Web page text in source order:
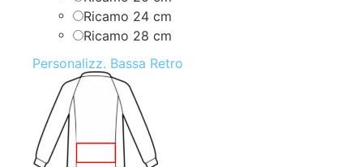
Ricamo 24 cm
Ricamo 28 cm
Personalizz. Bassa Retro